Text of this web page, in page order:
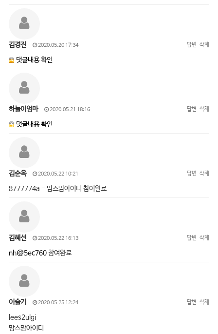
김경진 2020.05.20 17:34 답변 삭제
댓글내용 확인
하늘이엄마 2020.05.21 18:16 답변 삭제
댓글내용 확인
김순옥 2020.05.22 10:21 답변 삭제
8777774a - 맘스맘아이디 참여완료
김혜선 2020.05.22 16:13 답변 삭제
nh@5ec760참여완료
이슬기 2020.05.25 12:24 답변 삭제
lees2ulgi
맘스맘아이디